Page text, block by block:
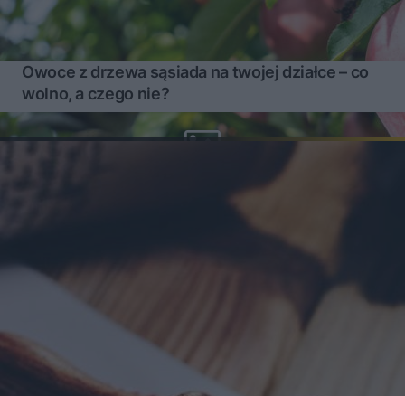
Owoce z drzewa sąsiada na twojej działce – co
wolno, a czego nie?